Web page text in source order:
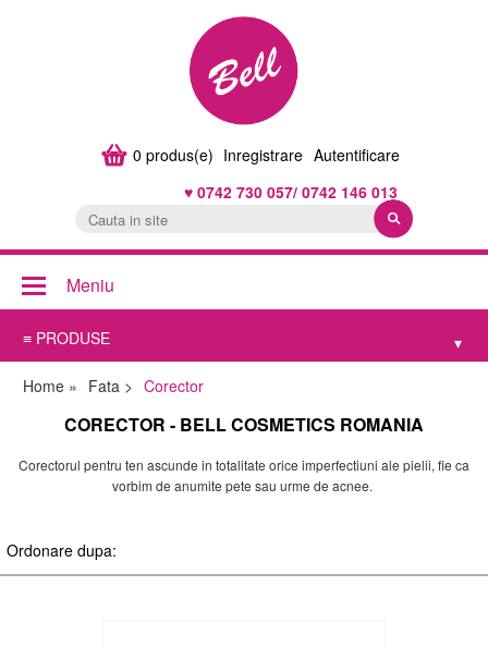
0 produs(e) Inregistrare Autentificare
♥ 0742 730 057/ 0742 146 013
Meniu
≡ PRODUSE ▾
Home » Fata > Corector
CORECTOR - BELL COSMETICS ROMANIA
Corectorul pentru ten ascunde in totalitate orice imperfectiuni ale pielii, fie ca
vorbim de anumite pete sau urme de acnee.